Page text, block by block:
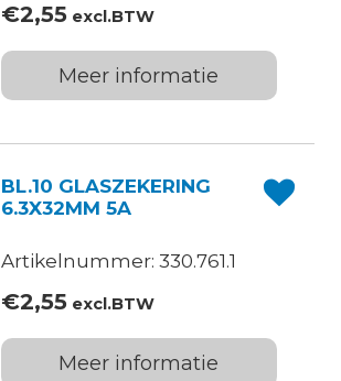
€2,55excl.BTW
Meer informatie
BL.10 GLASZEKERING
6.3X32MM 5A
Artikelnummer: 330.761.1
€2,55excl.BTW
Meer informatie